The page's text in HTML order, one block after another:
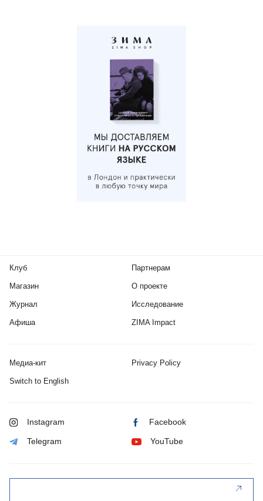
Клуб
Магазин
Журнал
Афиша
Партнерам
О проекте
Исследование
ZIMA Impact
Медиа-кит Privacy Policy
Switch to English
Instagram Facebook
Telegram YouTube